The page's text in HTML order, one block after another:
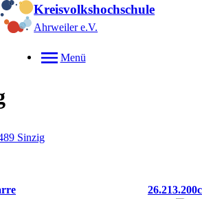
Kreisvolkshochschule
Ahrweiler e.V.
Menü
Sinzig
26.213.200c